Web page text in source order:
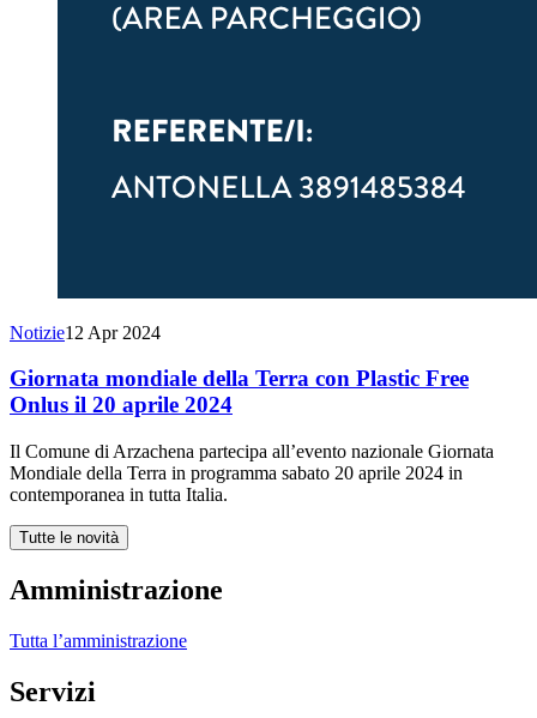
Notizie12 Apr 2024
Giornata mondiale della Terra con Plastic Free
Onlus il 20 aprile 2024
Il Comune di Arzachena partecipa all’evento nazionale Giornata
Mondiale della Terra in programma sabato 20 aprile 2024 in
contemporanea in tutta Italia.
Tutte le novità
Amministrazione
Tutta l’amministrazione
Servizi